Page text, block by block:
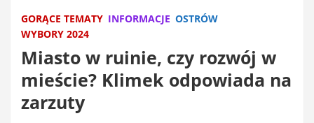
GORĄCE TEMATY INFORMACJE OSTRÓW
WYBORY 2024
Miasto w ruinie, czy rozwój w
mieście? Klimek odpowiada na
zarzuty